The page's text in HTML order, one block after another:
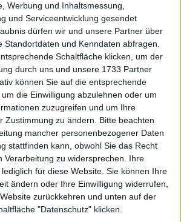
Werbung und Inhaltsmessung,
und Serviceentwicklung gesendet
dürfen wir und unsere Partner über
Standortdaten und Kenndaten abfragen.
Schaltfläche klicken, um der
durch uns und unsere 1733 Partner
können Sie auf die entsprechende
die Einwilligung abzulehnen oder um
zuzugreifen und um Ihre
Zustimmung zu ändern. Bitte beachten
mancher personenbezogener Daten
stattfinden kann, obwohl Sie das Recht
Verarbeitung zu widersprechen. Ihre
für diese Website. Sie können Ihre
ändern oder Ihre Einwilligung widerrufen,
zurückkehren und unten auf der
"Datenschutz" klicken.
MARKET MOVERS
Höhere Prognose wirkt